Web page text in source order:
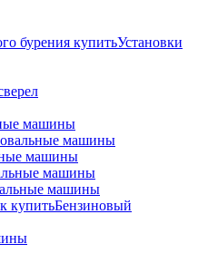
Установки
машины
машины
машины
машины
машины
Бензиновый